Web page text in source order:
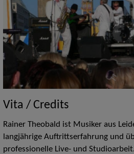
Vita / Credits
Rainer Theobald ist Musiker aus
langjährige Auftrittserfahrung und
professionelle Live- und